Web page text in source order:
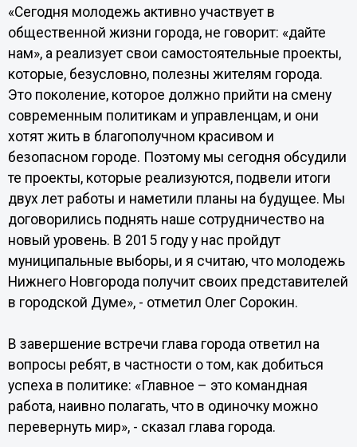
«Сегодня молодежь активно участвует в
общественной жизни города, не говорит: «дайте
нам», а реализует свои самостоятельные проекты,
которые, безусловно, полезны жителям города.
Это поколение, которое должно прийти на смену
современным политикам и управленцам, и они
хотят жить в благополучном красивом и
безопасном городе. Поэтому мы сегодня обсудили
те проекты, которые реализуются, подвели итоги
двух лет работы и наметили планы на будущее. Мы
договорились поднять наше сотрудничество на
новый уровень. В 2015 году у нас пройдут
муниципальные выборы, и я считаю, что молодежь
Нижнего Новгорода получит своих представителей
в городской Думе», - отметил Олег Сорокин.
В завершение встречи глава города ответил на
вопросы ребят, в частности о том, как добиться
успеха в политике: «Главное – это командная
работа, наивно полагать, что в одиночку можно
перевернуть мир», - сказал глава города.